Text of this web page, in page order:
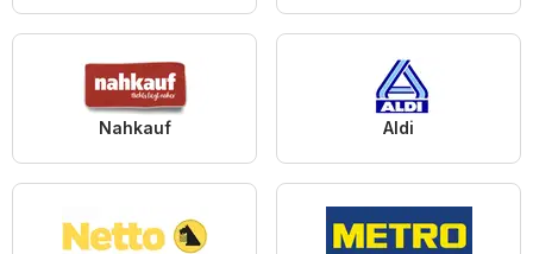
Nahkauf Aldi